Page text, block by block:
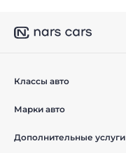
Классы авто
Марки авто
Дополнительные услуги